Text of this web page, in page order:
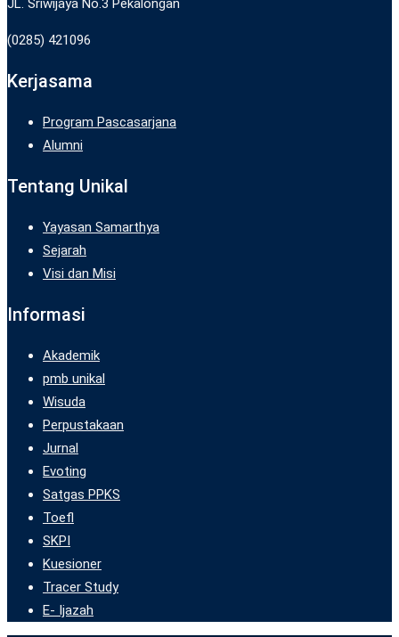
(0285) 421096
Kerjasama
Program Pascasarjana
Alumni
Tentang Unikal
Yayasan Samarthya
Sejarah
Visi dan Misi
Informasi
Akademik
pmb unikal
Wisuda
Perpustakaan
Jurnal
Evoting
Satgas PPKS
Toefl
SKPI
Kuesioner
Tracer Study
E- Ijazah